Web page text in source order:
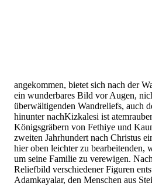
angekommen, bietet sich nach der
ein wunderbares Bild vor Augen,
überwältigenden Wandreliefs, auch
hinunter nachKizkalesi ist
Königsgräbern von Fethiye und
zweiten Jahrhundert nach Christus
hier oben leichter zu bearbeitenden,
um seine Familie zu verewigen.
Reliefbild verschiedener Figuren
Adamkayalar, den Menschen aus